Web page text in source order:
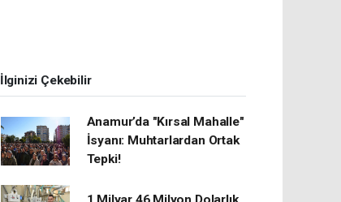
İlginizi Çekebilir
Anamur’da "Kırsal Mahalle"
İsyanı: Muhtarlardan Ortak
Tepki!